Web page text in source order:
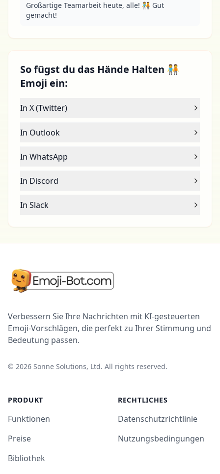
Großartige Teamarbeit heute, alle! 🧑‍🤝‍🧑 Gut
gemacht!
So fügst du das Hände Halten 🧑‍🤝‍🧑
Emoji ein:
In X (Twitter)
In Outlook
In WhatsApp
In Discord
In Slack
Verbessern Sie Ihre Nachrichten mit KI-gesteuerten
Emoji-Vorschlägen, die perfekt zu Ihrer Stimmung und
Bedeutung passen.
© 2026 Sonne Solutions, Ltd. All rights reserved.
PRODUKT
Funktionen
Preise
Bibliothek
RECHTLICHES
Datenschutzrichtlinie
Nutzungsbedingungen